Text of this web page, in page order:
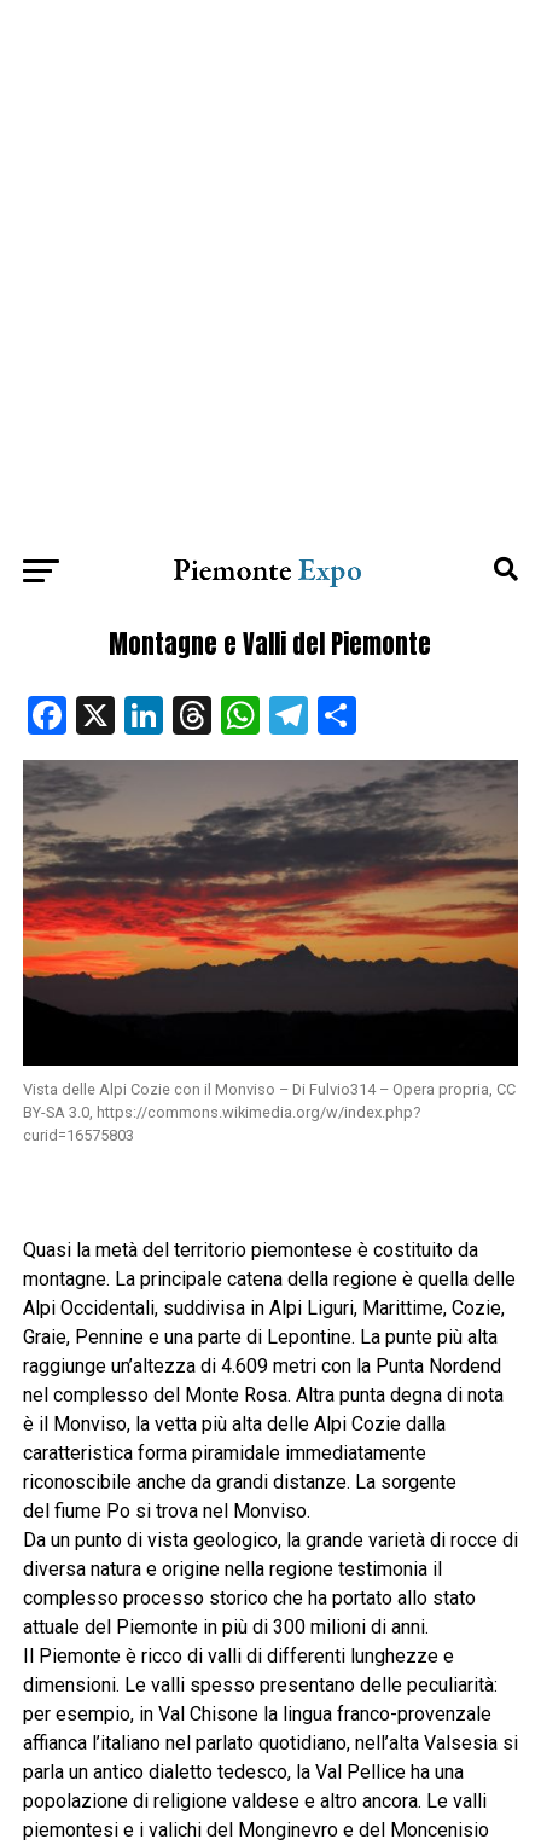
Montagne e Valli del Piemonte
Facebook
X LinkedIn
Threads
WhatsApp
Telegram
Condividi
Vista delle Alpi Cozie con il Monviso – Di Fulvio314 – Opera propria, CC
BY-SA 3.0, https://commons.wikimedia.org/w/index.php?
curid=16575803
Quasi la metà del territorio piemontese è costituito da
montagne. La principale catena della regione è quella delle
Alpi Occidentali, suddivisa in Alpi Liguri, Marittime, Cozie,
Graie, Pennine e una parte di Lepontine. La punte più alta
raggiunge un’altezza di 4.609 metri con la Punta Nordend
nel complesso del Monte Rosa. Altra punta degna di nota
è il Monviso, la vetta più alta delle Alpi Cozie dalla
caratteristica forma piramidale immediatamente
riconoscibile anche da grandi distanze. La sorgente
del fiume Po si trova nel Monviso.
Da un punto di vista geologico, la grande varietà di rocce di
diversa natura e origine nella regione testimonia il
complesso processo storico che ha portato allo stato
attuale del Piemonte in più di 300 milioni di anni.
Il Piemonte è ricco di valli di differenti lunghezze e
dimensioni. Le valli spesso presentano delle peculiarità:
per esempio, in Val Chisone la lingua franco-provenzale
affianca l’italiano nel parlato quotidiano, nell’alta Valsesia si
parla un antico dialetto tedesco, la Val Pellice ha una
popolazione di religione valdese e altro ancora. Le valli
piemontesi e i valichi del Monginevro e del Moncenisio